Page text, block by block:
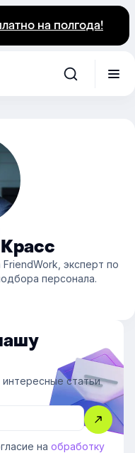
на полгода!
эксперт по
персонала.
статьи
на обработку